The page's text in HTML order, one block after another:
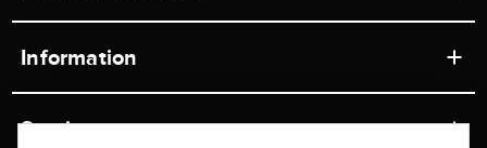
Information
Service